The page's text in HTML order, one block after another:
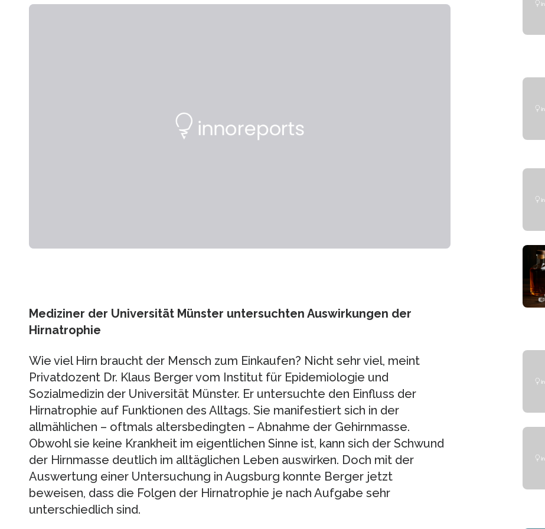
Mediziner der Universität Münster untersuchten Auswirkungen der
Hirnatrophie
Wie viel Hirn braucht der Mensch zum Einkaufen? Nicht sehr viel, meint
Privatdozent Dr. Klaus Berger vom Institut für Epidemiologie und
Sozialmedizin der Universität Münster. Er untersuchte den Einfluss der
Hirnatrophie auf Funktionen des Alltags. Sie manifestiert sich in der
allmählichen – oftmals altersbedingten – Abnahme der Gehirnmasse.
Obwohl sie keine Krankheit im eigentlichen Sinne ist, kann sich der Schwund
der Hirnmasse deutlich im alltäglichen Leben auswirken. Doch mit der
Auswertung einer Untersuchung in Augsburg konnte Berger jetzt
beweisen, dass die Folgen der Hirnatrophie je nach Aufgabe sehr
unterschiedlich sind.